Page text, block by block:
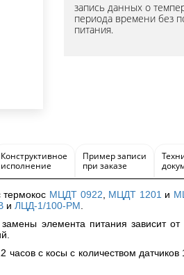
запись данных о
периода времени без
питания.
Конструктивное
исполнение
Пример записи
при заказе
МЦДТ 0922 МЦДТ 1201 и
и ЛЦД-1/100-РМ
элемента питания зависит
с косы с количеством